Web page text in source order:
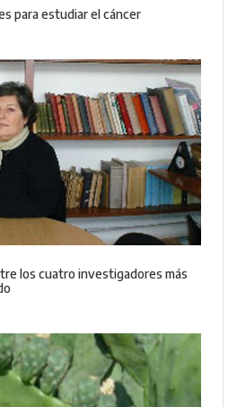
para estudiar el cáncer
los cuatro investigadores más